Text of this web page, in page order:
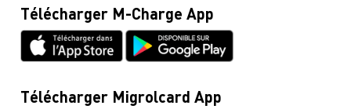
Demandes d’informations générales / Tout ce qui
concerne la voiture
044 495 11 11
044 495 16 16
Télécharger M-Charge App
Télécharger Migrolcard App